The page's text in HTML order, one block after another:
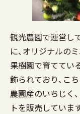
観光農園で運営し
に、オリジナルの
果樹園で育ててい
飾られており、こ
農園産のいちじく
トを販売していま